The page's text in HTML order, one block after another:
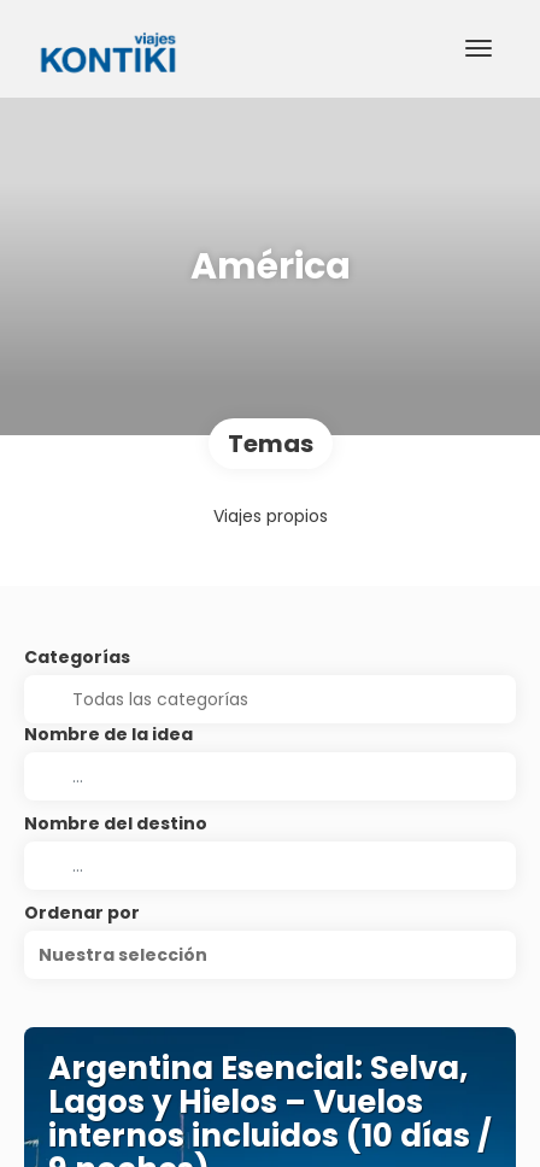
América
Temas
Viajes propios
Categorías
Nombre de la idea
Nombre del destino
Ordenar por
Nuestra selección
Argentina Esencial: Selva,
Lagos y Hielos – Vuelos
internos incluidos (10 días /